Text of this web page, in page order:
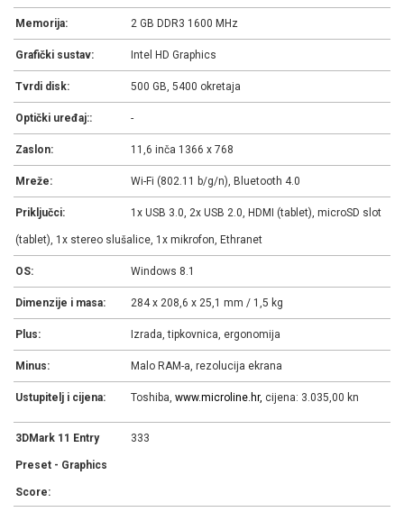
Memorija: 2 GB DDR3 1600 MHz
Grafički sustav: Intel HD Graphics
Tvrdi disk: 500 GB, 5400 okretaja
Optički uređaj:: -
Zaslon: 11,6 inča 1366 x 768
Mreže: Wi-Fi (802.11 b/g/n), Bluetooth 4.0
Priključci: 1x USB 3.0, 2x USB 2.0, HDMI (tablet), microSD slot
(tablet), 1x stereo slušalice, 1x mikrofon, Ethranet
OS: Windows 8.1
Dimenzije i masa: 284 x 208,6 x 25,1 mm / 1,5 kg
Plus: Izrada, tipkovnica, ergonomija
Minus: Malo RAM-a, rezolucija ekrana
Ustupitelj i cijena: Toshiba,www.microline.hr, cijena: 3.035,00 kn
3DMark 11 Entry
Preset - Graphics
Score:
333